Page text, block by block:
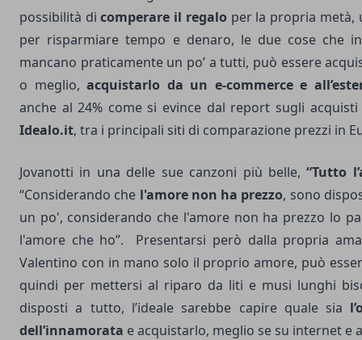
possibilità dicomperare il regalo per la propria metà,
per risparmiare tempo e denaro, le due cose che
mancano praticamente un po’ a tutti, può essere
o meglio, acquistarlo da un e-commerce e
anche al 24% come si evince dal report sugli
Idealo.it, tra i principali siti di comparazione prezzi in
Jovanotti in una delle sue canzoni più belle,“Tutto
“Considerando che l'amore non ha prezzo, sono
un po', considerando che l'amore non ha prezzo lo
l'amore che ho”. Presentarsi però dalla propria
Valentino con in mano solo il proprio amore, può
quindi per mettersi al riparo da liti e musi lunghi
disposti a tutto, l’ideale sarebbe capire quale sia
dell’innamorata e acquistarlo, meglio se su internet e